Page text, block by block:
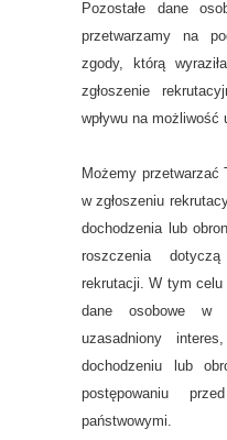
Pozostałe dane
przetwarzamy na
zgody, którą
zgłoszenie
wpływu na możliwość
Możemy przetwarzać
w zgłoszeniu
dochodzenia lub
roszczenia
rekrutacji. W tym celu
dane osobowe w
uzasadniony
dochodzeniu lub
postępowaniu
państwowymi.